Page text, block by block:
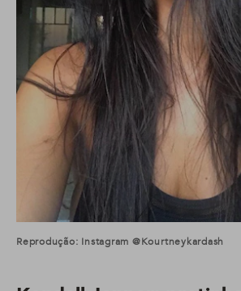
Reprodução: Instagram @kourtneykardash